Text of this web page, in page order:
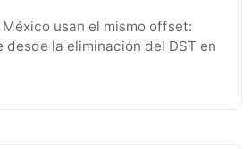
usan el mismo offset:
desde la eliminación del DST en